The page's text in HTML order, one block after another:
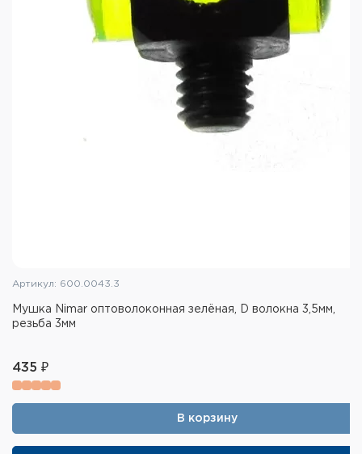
Артикул: 600.0043.3
Мушка Nimar оптоволоконная зелёная, D волокна 3,5мм,
резьба 3мм
435 ₽
В корзину